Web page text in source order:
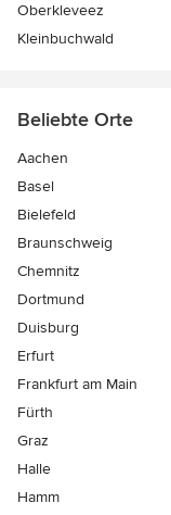
Oberkleveez
Kleinbuchwald
Beliebte Orte
Aachen
Basel
Bielefeld
Braunschweig
Chemnitz
Dortmund
Duisburg
Erfurt
Frankfurt am Main
Fürth
Graz
Halle
Hamm